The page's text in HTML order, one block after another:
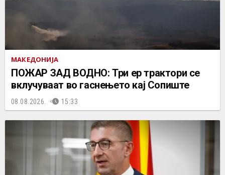
МАКЕДОНИЈА
ПОЖАР ЗАД ВОДНО: Три ер трактори се
вклучуваат во гаснењето кај Сопиште
08.08.2026. 15:33